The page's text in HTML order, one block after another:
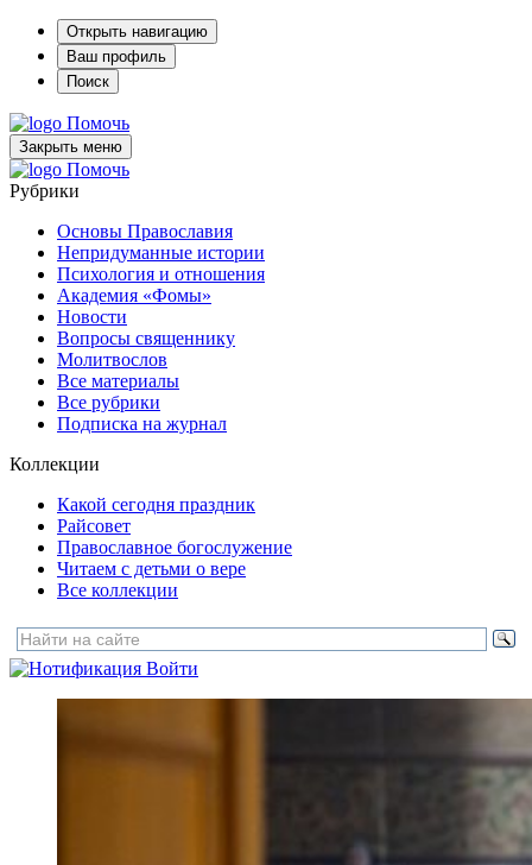
Открыть навигацию
Ваш профиль
Поиск
Помочь
Закрыть меню
Помочь
Рубрики
Основы Православия
Непридуманные истории
Психология и отношения
Академия «Фомы»
Новости
Вопросы священнику
Молитвослов
Все материалы
Все рубрики
Подписка на журнал
Коллекции
Какой сегодня праздник
Райсовет
Православное богослужение
Читаем с детьми о вере
Все коллекции
Войти